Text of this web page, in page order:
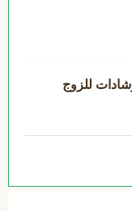
للزوج